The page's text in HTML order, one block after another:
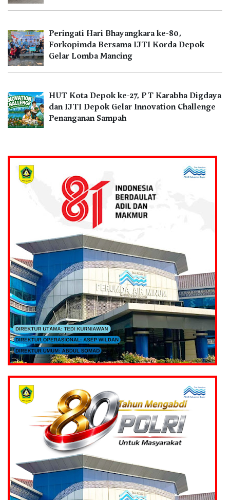
Peringati Hari Bhayangkara ke-80,
Forkopimda Bersama IJTI Korda Depok
Gelar Lomba Mancing
HUT Kota Depok ke-27, PT Karabha Digdaya
dan IJTI Depok Gelar Innovation Challenge
Penanganan Sampah